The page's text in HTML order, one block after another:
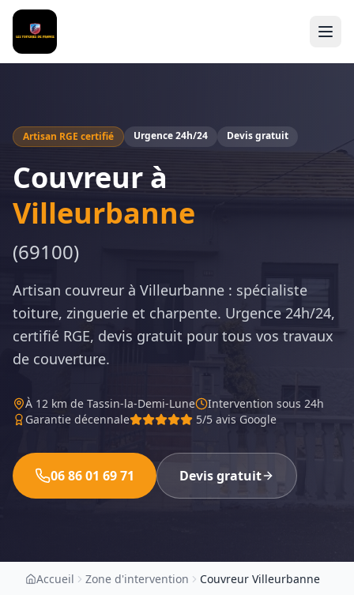
Artisan RGE certifié Urgence 24h/24 Devis gratuit
Couvreur à
Villeurbanne
(69100)
Artisan couvreur à Villeurbanne : spécialiste
toiture, zinguerie et charpente. Urgence 24h/24,
certifié RGE, devis gratuit pour tous vos travaux
de couverture.
À 12 km de Tassin-la-Demi-Lune
Intervention sous 24h
Garantie décennale
5/5 avis Google
06 86 01 69 71 Devis gratuit
Accueil Zone d'intervention Couvreur Villeurbanne